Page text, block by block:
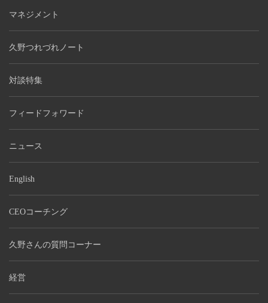
マネジメント
久野つれづれノート
対談特集
フィードフォワード
ニュース
English
CEOコーチング
久野さんの質問コーナー
経営